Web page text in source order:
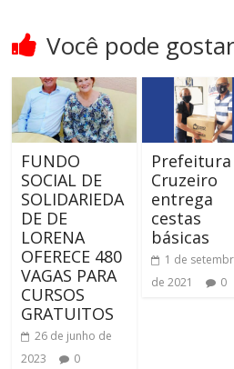
Você pode
FUNDO
SOCIAL DE
SOLIDARIEDA
DE DE
LORENA
OFERECE 480
VAGAS PARA
CURSOS
GRATUITOS
26 de junho de
2023
0
Prefeitura
Cruzeiro
entrega
cestas
básicas
1 de
de 2021
0